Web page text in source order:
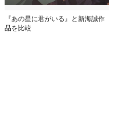
『あの星に君がいる』と新海誠作
品を比較